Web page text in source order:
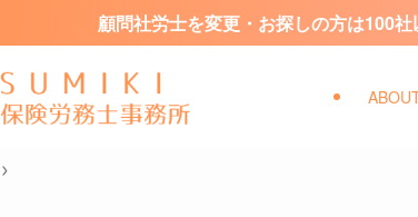
顧問社労士を変更・お探しの方は100